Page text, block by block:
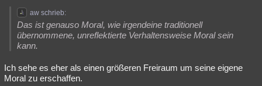
aw schrieb:
Das ist genauso Moral, wie irgendeine traditionell
übernommene, unreflektierte Verhaltensweise Moral sein
kann.
Ich sehe es eher als einen größeren Freiraum um seine eigene
Moral zu erschaffen.